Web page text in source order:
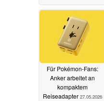
Für Pokémon-Fans:
Anker arbeitet an
kompaktem
Reiseadapter 27.05.2026